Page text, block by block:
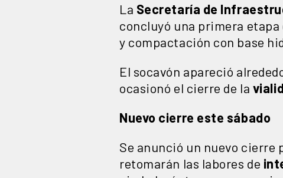
La Secretaría de
concluyó una primera etapa
y compactación con base
El socavón apareció
ocasionó el cierre de la
Nuevo cierre este sábado
Se anunció un nuevo cierre
retomarán las labores de